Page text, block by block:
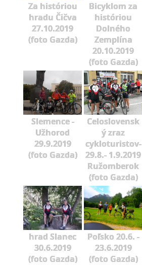
Za históriou
hradu Čičva
27.10.2019
(foto Gazda)
Bicyklom za
históriou
Dolného
Zemplína
20.10.2019
(foto Gazda)
Slemence -
Užhorod
29.9.2019
(foto Gazda)
Celoslovensk
ý zraz
cykloturistov-
29.8.- 1.9.2019
Ružomberok
(foto Gazda)
hrad Slanec
30.6.2019
(foto Gazda)
Poľsko 20.6. -
23.6.2019
(foto Gazda)